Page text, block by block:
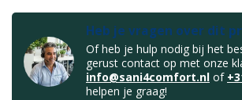
Heb je vragen over dit
Of heb je hulp nodig bij het
gerust contact op met onze
info@sani4comfort.nl of
helpen je graag!